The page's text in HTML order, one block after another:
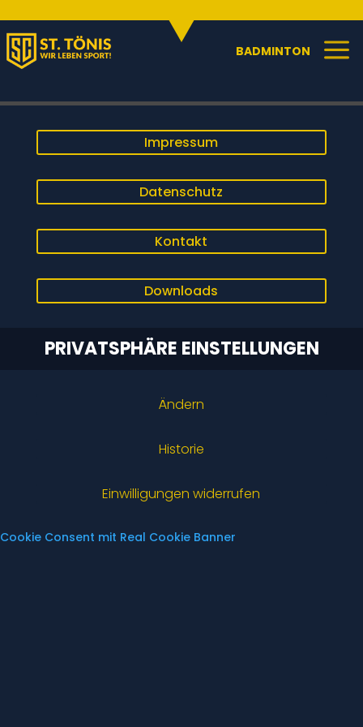
C
BADMINTON a
Impressum
Datenschutz
Kontakt
Downloads
PRIVATSPHÄRE EINSTELLUNGEN
Ändern
Historie
Einwilligungen widerrufen
Cookie Consent mit Real Cookie Banner